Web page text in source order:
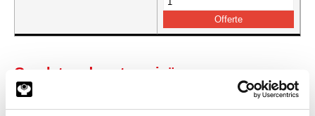
Gerelateerde categorieën voor
Spuitpistool easyfarm 365+